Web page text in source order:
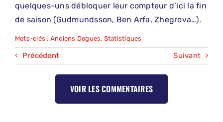
quelques-uns débloquer leur compteur d’ici la fin
de saison (Gudmundsson, Ben Arfa,Zhegrova…).
Mots-clés : Anciens Dogues, Statistiques
Précédent Suivant
VOIR LES COMMENTAIRES